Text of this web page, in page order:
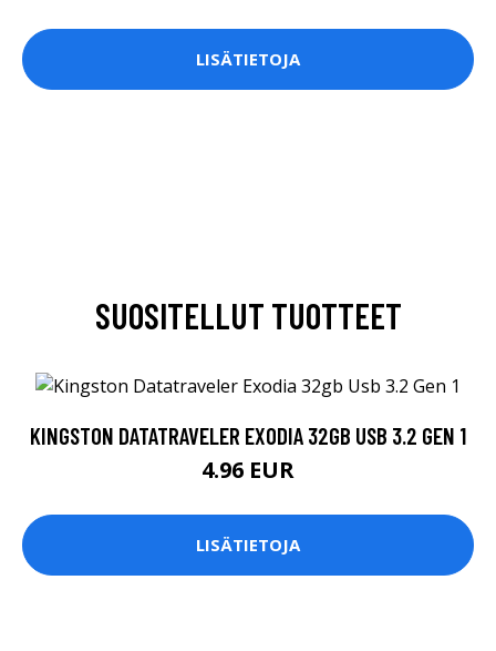
LISÄTIETOJA
SUOSITELLUT TUOTTEET
KINGSTON DATATRAVELER EXODIA 32GB USB 3.2 GEN 1
4.96 EUR
LISÄTIETOJA